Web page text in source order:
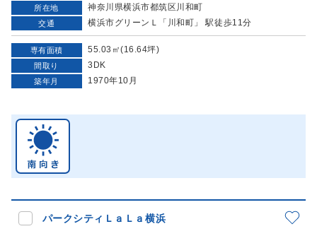
所在地 神奈川県横浜市都筑区川和町
交通 横浜市グリーンＬ「川和町」 駅徒歩11分
専有面積 55.03㎡(16.64坪)
間取り 3DK
築年月 1970年10月
パークシティＬａＬａ横浜